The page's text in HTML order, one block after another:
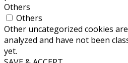
Others
Others
Other uncategorized cookies
analyzed and have not been
yet.